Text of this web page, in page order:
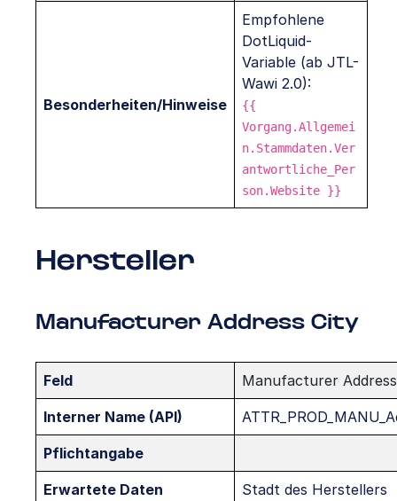
Besonderheiten/Hinweise
Empfohlene
DotLiquid-
Variable (ab JTL-
Wawi 2.0):
{{
Vorgang.Allgemei
n.Stammdaten.Ver
antwortliche_Per
son.Website }}
Hersteller
Manufacturer Address City
Feld Manufacturer
Interner Name (API)
Pflichtangabe
Erwartete Daten Stadt des Herstellers